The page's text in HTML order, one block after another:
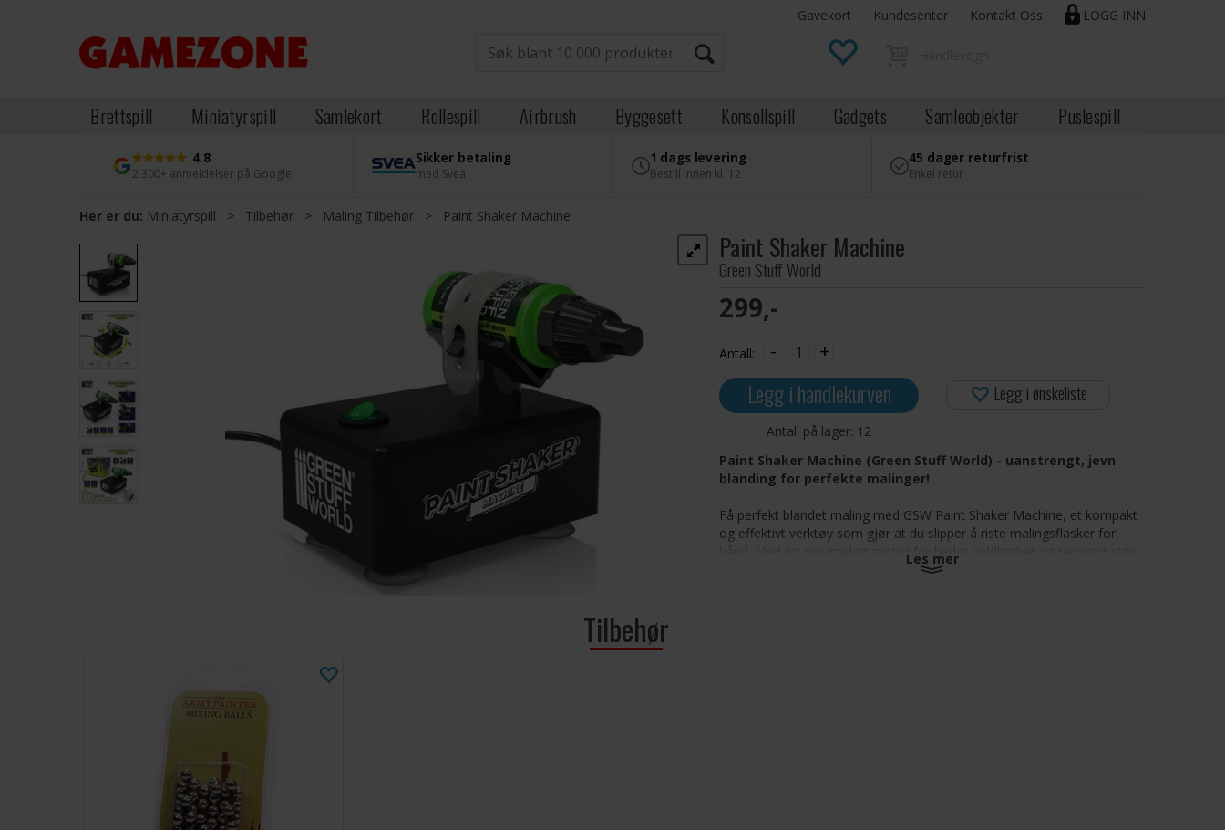
LOGG INN
Gavekort Kundesenter Kontakt Oss
Brettspill Miniatyrspill Samlekort Rollespill Airbrush Byggesett Konsollspill Gadgets Samleobjekter Puslespill
4.8
2 300+ anmeldelser på Google
Sikker betaling
med Svea
1 dags levering
Bestill innen kl. 12
45 dager returfrist
Enkel retur
Her er du: Miniatyrspill > Tilbehør > Maling Tilbehør > Paint Shaker Machine
Paint Shaker Machine
Green Stuff World
299,-
Antall: - +
Legg i handlekurven
Antall på lager: 12
Legg i ønskeliste
Paint Shaker Machine (Green Stuff World) - uanstrengt, jevn
blanding for perfekte malinger!
Få perfekt blandet maling med GSW Paint Shaker Machine, et kompakt
og effektivt verktøy som gjør at du slipper å riste malingsflasker for
hånd. Med en oppgradert motor for bedre holdbarhet og redusert støy,
sørger denne kraftige enheten for at akryl-, lakk-, emalje-, olje- og
Les mer
Tilbehør